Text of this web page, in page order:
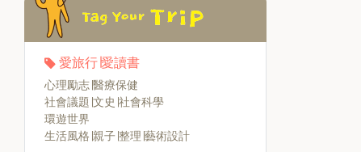
愛旅行∣愛讀書
心理勵志∣醫療保健
社會議題∣文史∣社會科學
環遊世界
生活風格∣親子∣整理∣藝術設計